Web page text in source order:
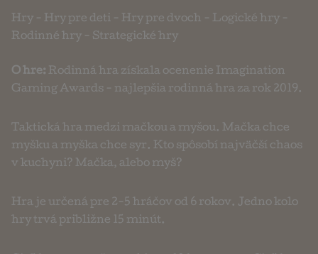
Hry - Hry pre deti - Hry pre dvoch - Logické hry -
Rodinné hry - Strategické hry
O hre: Rodinná hra získala ocenenie Imagination
Gaming Awards - najlepšia rodinná hra za rok 2019.
Taktická hra medzi mačkou a myšou. Mačka chce
myšku a myška chce syr. Kto spôsobí najväčší chaos
v kuchyni? Mačka, alebo myš?
Hra je určená pre 2-5 hráčov od 6 rokov. Jedno kolo
hry trvá približne 15 minút.